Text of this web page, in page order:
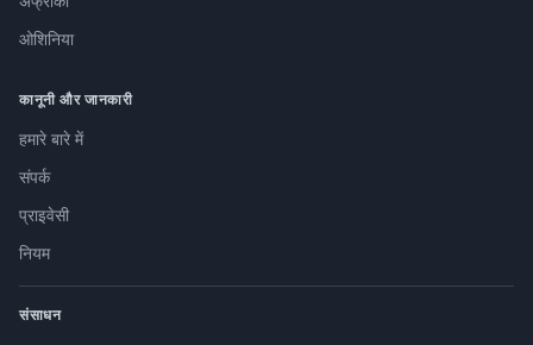
ओशिनिया
कानूनी और जानकारी
हमारे बारे में
संपर्क
प्राइवेसी
नियम
संसाधन